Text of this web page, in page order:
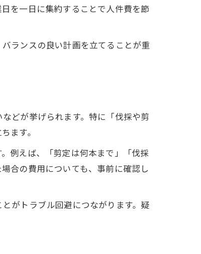
を一日に集約することで人件費を節
ランスの良い計画を立てることが重
どが挙げられます。特に「伐採や剪
ます。
例えば、「剪定は何本まで」「伐採
合の費用についても、事前に確認し
がトラブル回避につながります。疑